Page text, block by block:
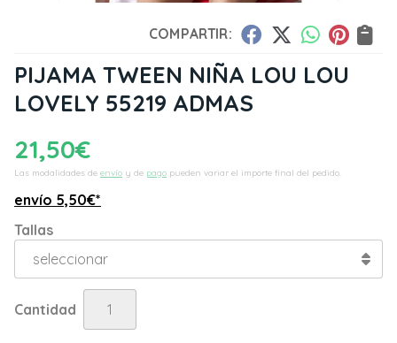
COMPARTIR:
PIJAMA TWEEN NIÑA LOU LOU
LOVELY 55219 ADMAS
21,50€
Las modalidades de envío y de pago pueden variar el importe final del pedido.
envío 5,50€*
Tallas
Cantidad